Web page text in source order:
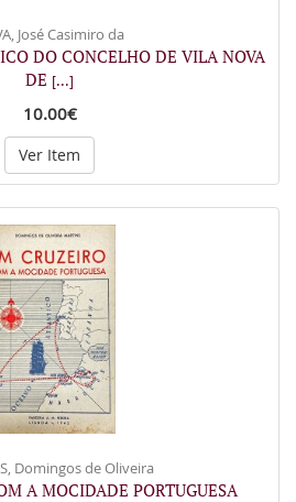
José Casimiro da
DO CONCELHO DE VILA NOVA
DE [...]
10.00€
Ver Item
Domingos de Oliveira
A MOCIDADE PORTUGUESA